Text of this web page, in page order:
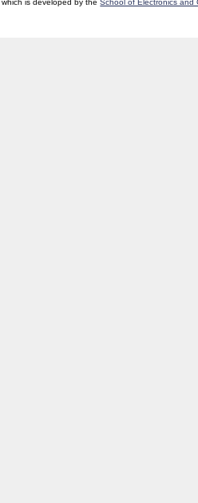
which is developed by theSchool of Electronics and